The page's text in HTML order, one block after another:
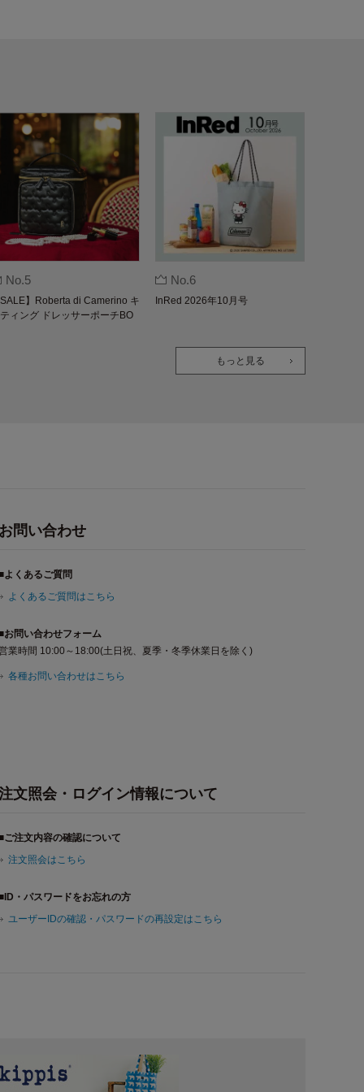
No.5
SALE】Roberta di Camerino キ
ィング ドレッサーポーチBO
No.6
InRed 2026年10月号
もっと見る
お問い合わせ
よくあるご質問
よくあるご質問はこちら
お問い合わせフォーム
業時間 10:00～18:00(土日祝、夏季・冬季休業日を除く)
各種お問い合わせはこちら
文照会・ログイン情報について
ご注文内容の確認について
注文照会はこちら
・パスワードをお忘れの方
ユーザーIDの確認・パスワードの再設定はこちら